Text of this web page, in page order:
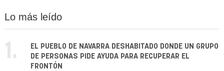
Lo más leído
1.
EL PUEBLO DE NAVARRA DESHABITADO DONDE UN GRUPO
DE PERSONAS PIDE AYUDA PARA RECUPERAR EL
FRONTÓN